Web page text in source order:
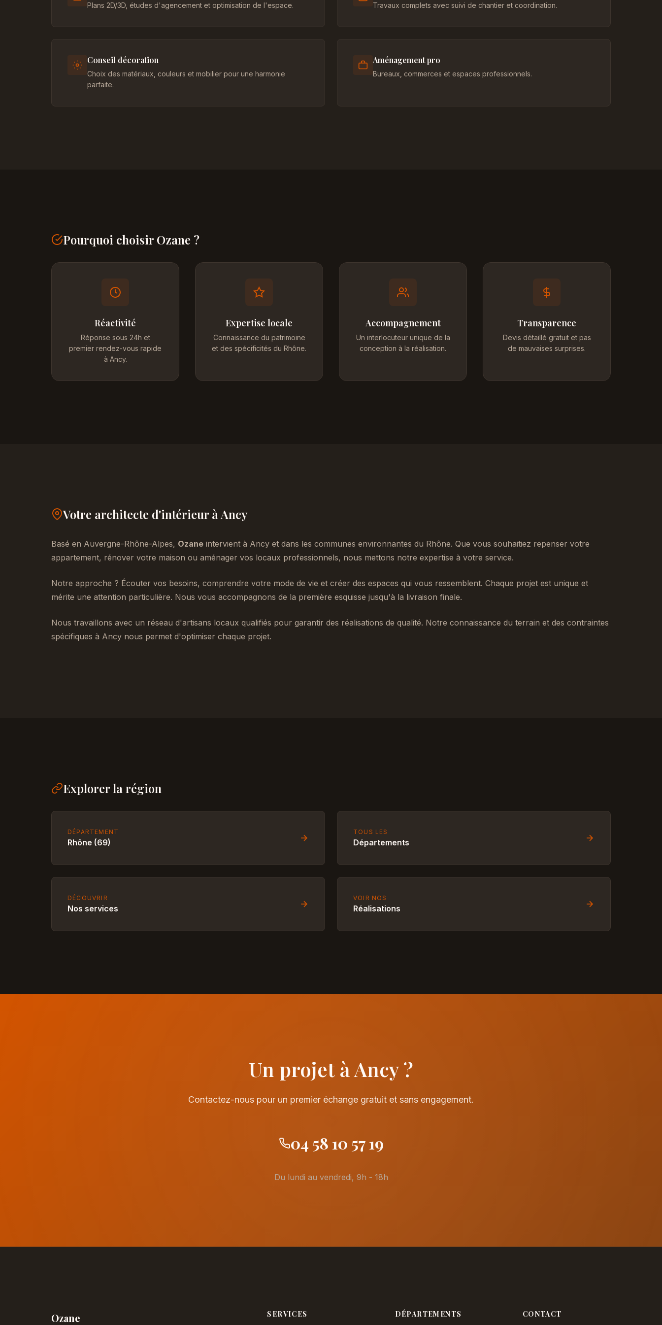
Plans 2D/3D, études d'agencement et optimisation de l'espace. Travaux complets avec suivi de chantier et coordination.
Conseil décoration
Choix des matériaux, couleurs et mobilier pour une harmonie
parfaite.
Aménagement pro
Bureaux, commerces et espaces professionnels.
Pourquoi choisir Ozane ?
Réactivité
Réponse sous 24h et
premier rendez-vous rapide
à Ancy.
Expertise locale
Connaissance du patrimoine
et des spécificités du Rhône.
Accompagnement
Un interlocuteur unique de la
conception à la réalisation.
Transparence
Devis détaillé gratuit et pas
de mauvaises surprises.
Votre architecte d'intérieur à Ancy
Basé en Auvergne-Rhône-Alpes, Ozane intervient à Ancy et dans les communes environnantes du Rhône. Que vous souhaitiez repenser votre
appartement, rénover votre maison ou aménager vos locaux professionnels, nous mettons notre expertise à votre service.
Notre approche ? Écouter vos besoins, comprendre votre mode de vie et créer des espaces qui vous ressemblent. Chaque projet est unique et
mérite une attention particulière. Nous vous accompagnons de la première esquisse jusqu'à la livraison finale.
Nous travaillons avec un réseau d'artisans locaux qualifiés pour garantir des réalisations de qualité. Notre connaissance du terrain et des contraintes
spécifiques à Ancy nous permet d'optimiser chaque projet.
Explorer la région
DÉPARTEMENT
Rhône (69)
TOUS LES
Départements
DÉCOUVRIR
Nos services
VOIR NOS
Réalisations
Un projet à Ancy ?
Contactez-nous pour un premier échange gratuit et sans engagement.
04 58 10 57 19
Du lundi au vendredi, 9h - 18h
Ozane SERVICES DÉPARTEMENTS CONTACT